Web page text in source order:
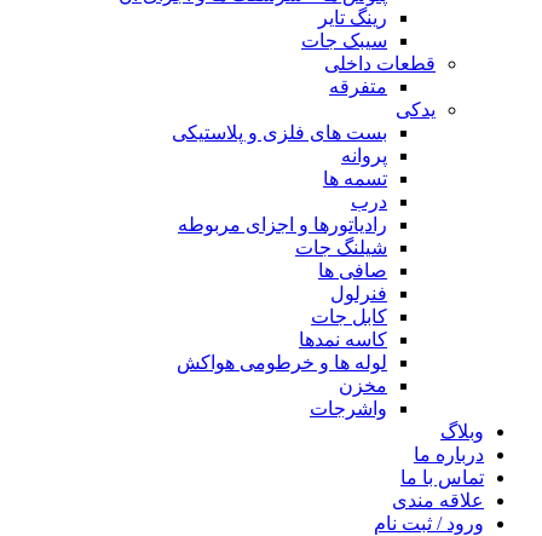
رینگ تایر
سیبک جات
قطعات داخلی
متفرقه
یدکی
بست های فلزی و پلاستیکی
پروانه
تسمه ها
درب
رادیاتورها و اجزای مربوطه
شیلنگ جات
صافی ها
فنرلول
کابل جات
کاسه نمدها
لوله ها و خرطومی هواکش
مخزن
واشرجات
وبلاگ
درباره ما
تماس با ما
علاقه مندی
ورود / ثبت نام